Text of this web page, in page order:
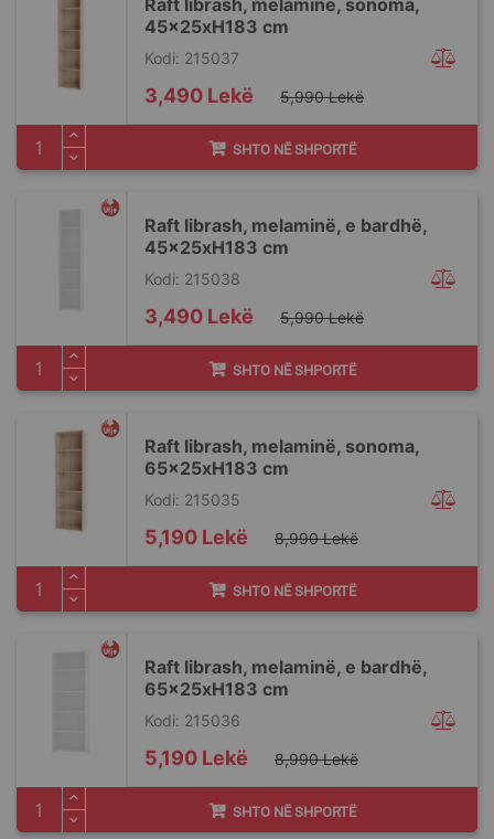
Raft librash, melaminë, sonoma,
45x25xH183 cm
Kodi: 215037
Special
Price
3,490 Lekë 5,990 Lekë
SHTO NË SHPORTË
Raft librash, melaminë, e bardhë,
45x25xH183 cm
Kodi: 215038
Special
Price
3,490 Lekë 5,990 Lekë
SHTO NË SHPORTË
Raft librash, melaminë, sonoma,
65x25xH183 cm
Kodi: 215035
Special
Price
5,190 Lekë 8,990 Lekë
SHTO NË SHPORTË
Raft librash, melaminë, e bardhë,
65x25xH183 cm
Kodi: 215036
Special
Price
5,190 Lekë 8,990 Lekë
SHTO NË SHPORTË